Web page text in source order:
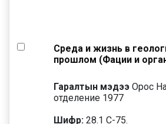
Среда и жизнь в
прошлом (Фации и
Гаралтын мэдээ Орос
отделение 1977
Шифр: 28.1 С-75.